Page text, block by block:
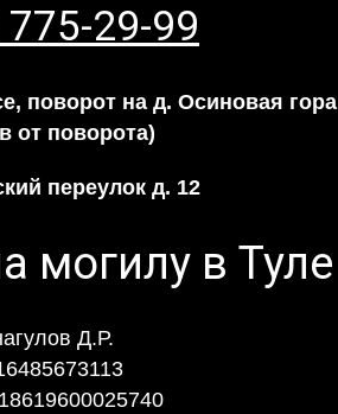
29-99
поворот на д. Осиновая гора
от поворота)
переулок д. 12
Д.Р.